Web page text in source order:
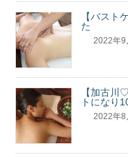
【バスト
た
2022年9
【加古川
トになり
2022年8